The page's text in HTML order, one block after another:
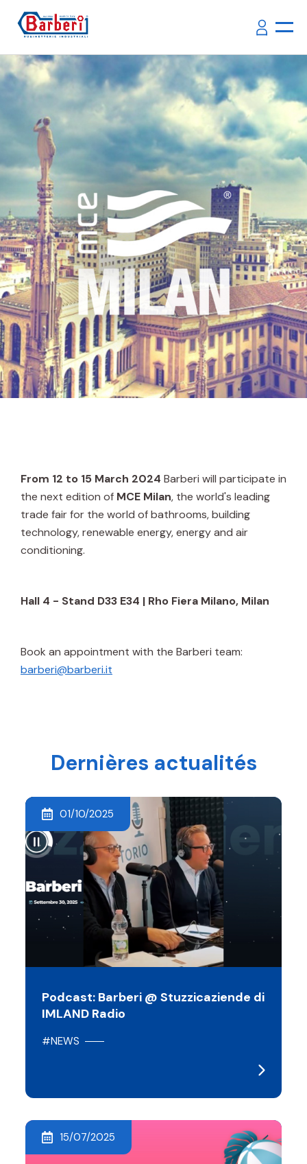
From 12 to 15 March 2024 Barberi will participate in
the next edition of MCE Milan, the world's leading
trade fair for the world of bathrooms, building
technology, renewable energy, energy and air
conditioning.
Hall 4 - Stand D33 E34 | Rho Fiera Milano, Milan
Book an appointment with the Barberi team:
barberi@barberi.it
Dernières actualités
01/10/2025
Podcast: Barberi @ Stuzzicaziende di
IMLAND Radio
#NEWS
15/07/2025